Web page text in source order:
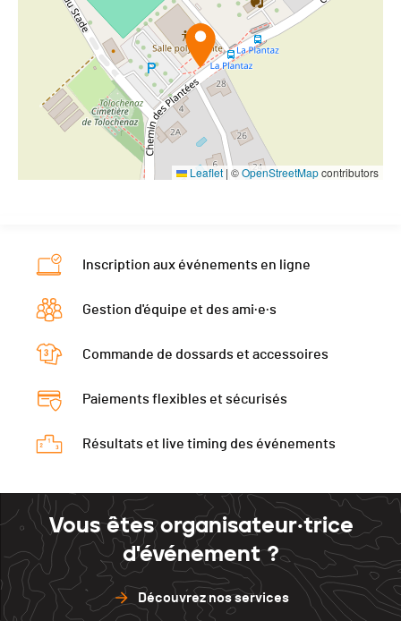
Leaflet | ©OpenStreetMapcontributors
Inscription aux événements en ligne
Gestion d'équipe et des ami·e·s
Commande de dossards et accessoires
Paiements flexibles et sécurisés
Résultats et live timing des événements
Vous êtes organisateur·trice
d'événement ?
Découvrez nos services